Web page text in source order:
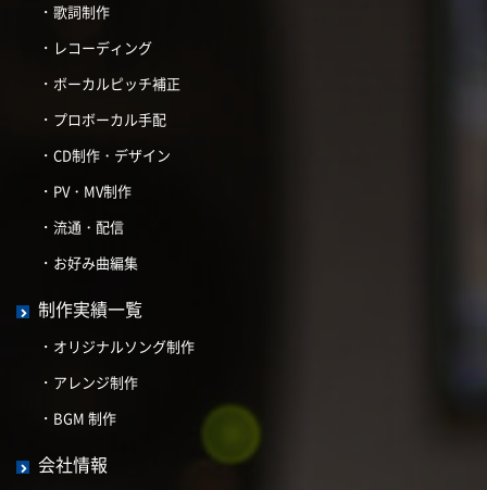
歌詞制作
レコーディング
ボーカルピッチ補正
プロボーカル手配
CD制作・デザイン
PV・MV制作
流通・配信
お好み曲編集
制作実績一覧
オリジナルソング制作
アレンジ制作
BGM 制作
会社情報